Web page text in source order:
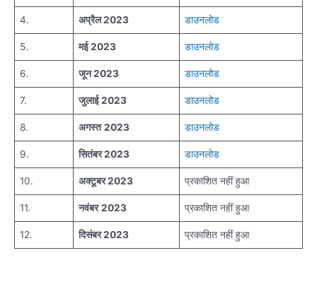
4. अप्रैल 2023 डाउनलोड
5. मई 2023 डाउनलोड
6. जून 2023 डाउनलोड
7. जुलाई 2023 डाउनलोड
8. अगस्त 2023 डाउनलोड
9. सितंबर 2023 डाउनलोड
10. अक्टूबर 2023 प्रकाशित नहीं हुआ
11. नवंबर 2023 प्रकाशित नहीं हुआ
12. दिसंबर2023 प्रकाशित नहीं हुआ